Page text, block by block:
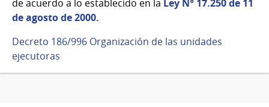
de acuerdo a lo establecido en la Ley N° 17.250 de 11
de agosto de 2000.
Decreto 186/996 Organización de las unidades
ejecutoras